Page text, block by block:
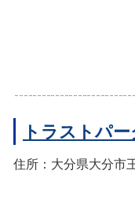
トラストパ
住所：大分県大分市